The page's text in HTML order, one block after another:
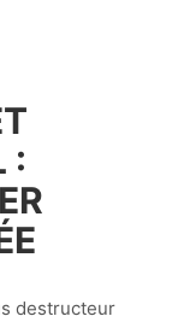
:
destructeur